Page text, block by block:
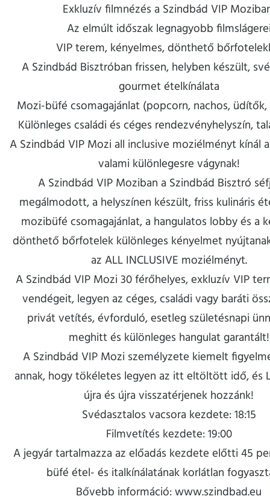
Exkluzív filmnézés a Szindbád VIP
Az elmúlt időszak legnagyobb
VIP terem, kényelmes, dönthető
A Szindbád Bisztróban frissen, helyben készült,
gourmet ételkínálata
Mozi-büfé csomagajánlat (popcorn, nachos,
Különleges családi és céges rendezvényhelyszín,
A Szindbád VIP Mozi all inclusive moziélményt kínál
valami különlegesre vágynak!
A Szindbád VIP Moziban a Szindbád Bisztró
megálmodott, a helyszínen készült, friss kulináris
mozibüfé csomagajánlat, a hangulatos lobby és a
dönthető bőrfotelek különleges kényelmet
az ALL INCLUSIVE moziélményt.
A Szindbád VIP Mozi 30 férőhelyes, exkluzív VIP
vendégeit, legyen az céges, családi vagy baráti
privát vetítés, évforduló, esetleg születésnapi
meghitt és különleges hangulat garantált!
A Szindbád VIP Mozi személyzete kiemelt
annak, hogy tökéletes legyen az itt eltöltött idő, és
újra és újra visszatérjenek hozzánk!
Svédasztalos vacsora kezdete: 18:15
Filmvetítés kezdete: 19:00
A jegyár tartalmazza az előadás kezdete előtti 45
büfé étel- és italkínálatának korlátlan
Bővebb információ: www.szindbad.eu